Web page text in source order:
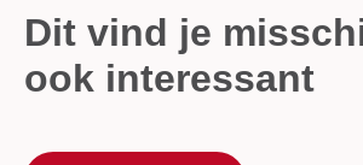
Dit vind je
ook interessant